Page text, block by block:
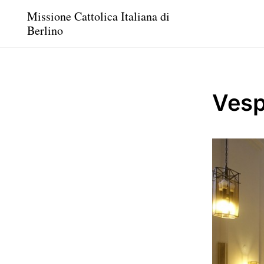
Missione Cattolica Italiana di
Berlino